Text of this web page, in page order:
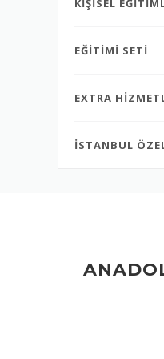
KİŞİSEL
EĞİTİMİ SETİ
EXTRA
İSTANBUL